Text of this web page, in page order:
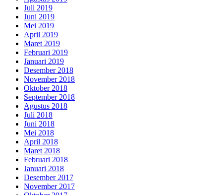
Juli 2019
Juni 2019
Mei 2019
April 2019
Maret 2019
Februari 2019
Januari 2019
Desember 2018
November 2018
Oktober 2018
September 2018
Agustus 2018
Juli 2018
Juni 2018
Mei 2018
April 2018
Maret 2018
Februari 2018
Januari 2018
Desember 2017
November 2017